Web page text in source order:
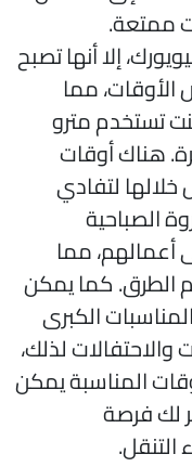
إلا أنها تصبح
مما
مترو
هناك أوقات
لتفادي
الصباحية
مما
كما يمكن
الكبرى
لذلك،
المناسبة يمكن
فرصة